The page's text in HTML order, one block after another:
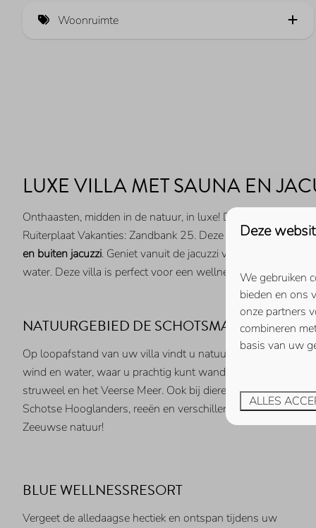
Vrij uitzicht over het polderlandschap
Direct aan het Veerse Meer
Veerse Wende
De Banjaard (2)
Marinuswerf
Rancho Grande
Résidence Marina Kamperland
Roompot Beach Resort
Veerse Muze
Zeeuws Goedt
Woonruimte
LUXE VILLA MET SAUNA EN
Onthaasten, midden in de natuur, in luxe! De enige villa met
Ruiterplaat Vakanties: Zandbank 25. Deze 6-persoonsvilla
en buiten jacuzzi. Geniet vanuit de jacuzzi van een prachtig
water. Deze villa is perfect voor een wellnessvakantie aan
NATUURGEBIED DE SCHOTSMAN
Op loopafstand van uw villa vindt u natuurgebied de
wind en water, waar u prachtig kunt wandelen. Een
struweel en het Veerse Meer. Ook bij dieren is dit een
Schotse Hooglanders, reeën en verschillende vogelsoorten
Zeeuwse natuur!
BLUE WELLNESSRESORT
Vergeet de alledaagse hectiek en ontspan tijdens uw
Deze
We gebruiken
bieden en ons
onze partners
combineren
basis van uw
ALLES